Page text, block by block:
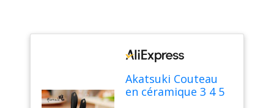
Akatsuki Couteau
en céramique 3 4 5